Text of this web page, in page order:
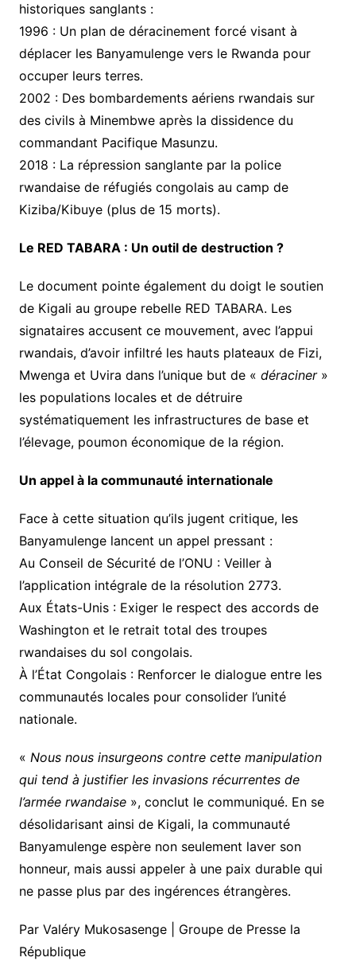
historiques sanglants :
​1996 : Un plan de déracinement forcé visant à
déplacer les Banyamulenge vers le Rwanda pour
occuper leurs terres.
​2002 : Des bombardements aériens rwandais sur
des civils à Minembwe après la dissidence du
commandant Pacifique Masunzu.
​2018 : La répression sanglante par la police
rwandaise de réfugiés congolais au camp de
Kiziba/Kibuye (plus de 15 morts).
​Le RED TABARA : Un outil de destruction ?
​Le document pointe également du doigt le soutien
de Kigali au groupe rebelle RED TABARA. Les
signataires accusent ce mouvement, avec l’appui
rwandais, d’avoir infiltré les hauts plateaux de Fizi,
Mwenga et Uvira dans l’unique but de « déraciner»
les populations locales et de détruire
systématiquement les infrastructures de base et
l’élevage, poumon économique de la région.
​Un appel à la communauté internationale
​Face à cette situation qu’ils jugent critique, les
Banyamulenge lancent un appel pressant :
​Au Conseil de Sécurité de l’ONU : Veiller à
l’application intégrale de la résolution 2773.
​Aux États-Unis : Exiger le respect des accords de
Washington et le retrait total des troupes
rwandaises du sol congolais.
​À l’État Congolais : Renforcer le dialogue entre les
communautés locales pour consolider l’unité
nationale.
​« Nous nous insurgeons contre cette manipulation
qui tend à justifier les invasions récurrentes de
l’armée rwandaise», conclut le communiqué. En se
désolidarisant ainsi de Kigali, la communauté
Banyamulenge espère non seulement laver son
honneur, mais aussi appeler à une paix durable qui
ne passe plus par des ingérences étrangères.
Par Valéry Mukosasenge | Groupe de Presse la
République